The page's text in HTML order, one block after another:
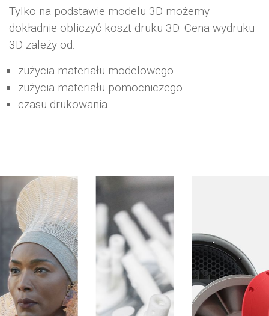
Tylko na podstawie modelu 3D możemy
dokładnie obliczyć koszt druku 3D. Cena wydruku
3D zależy od:
zużycia materiału modelowego
zużycia materiału pomocniczego
czasu drukowania